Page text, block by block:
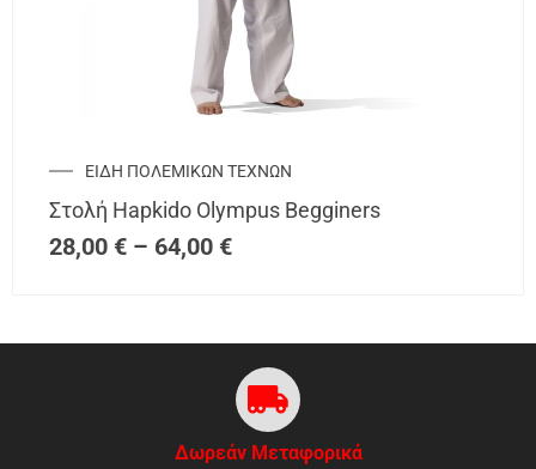
ΕΙΔΗ ΠΟΛΕΜΙΚΩΝ ΤΕΧΝΩΝ
Στολή Hapkido Olympus Begginers
28,00 € – 64,00 €
Δωρεάν Μεταφορικά